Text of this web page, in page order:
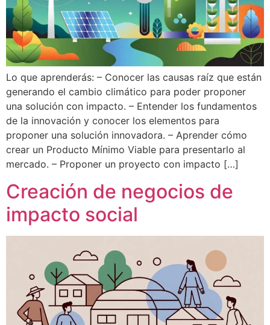
Lo que aprenderás: – Conocer las causas raíz que están
generando el cambio climático para poder proponer
una solución con impacto. – Entender los fundamentos
de la innovación y conocer los elementos para
proponer una solución innovadora. – Aprender cómo
crear un Producto Mínimo Viable para presentarlo al
mercado. – Proponer un proyecto con impacto […]
Creación de negocios de
impacto social